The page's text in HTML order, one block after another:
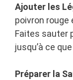
Ajouter les
poivron rouge
Faites sauter
jusqu’à ce
Préparer la